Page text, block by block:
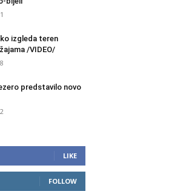
izgleda teren
/VIDEO/
predstavilo novo
LIKE
FOLLOW